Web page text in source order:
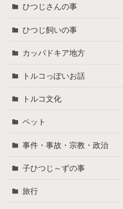
ひつじさんの事
ひつじ飼いの事
カッパドキア地方
トルコっぽいお話
トルコ文化
ペット
事件・事故・宗教・政治
子ひつじ～ずの事
旅行